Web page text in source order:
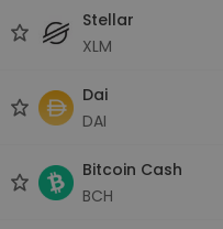
Stellar
XLM
Dai
DAI
Bitcoin Cash
BCH